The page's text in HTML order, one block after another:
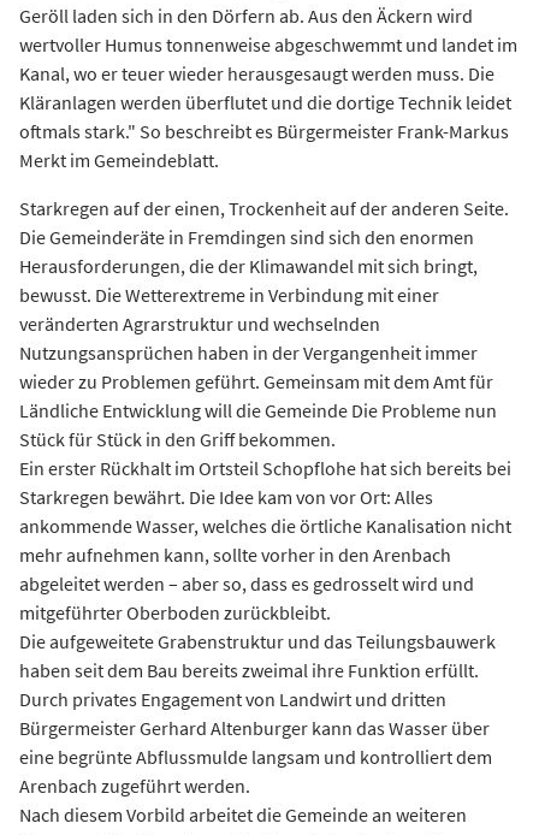
Geröll laden sich in den Dörfern ab. Aus den Äckern wird
wertvoller Humus tonnenweise abgeschwemmt und landet im
Kanal, wo er teuer wieder herausgesaugt werden muss. Die
Kläranlagen werden überflutet und die dortige Technik leidet
oftmals stark." So beschreibt es Bürgermeister Frank-Markus
Merkt im Gemeindeblatt.
Starkregen auf der einen, Trockenheit auf der anderen Seite.
Die Gemeinderäte in Fremdingen sind sich den enormen
Herausforderungen, die der Klimawandel mit sich bringt,
bewusst. Die Wetterextreme in Verbindung mit einer
veränderten Agrarstruktur und wechselnden
Nutzungsansprüchen haben in der Vergangenheit immer
wieder zu Problemen geführt. Gemeinsam mit dem Amt für
Ländliche Entwicklung will die Gemeinde Die Probleme nun
Stück für Stück in den Griff bekommen.
Ein erster Rückhalt im Ortsteil Schopflohe hat sich bereits bei
Starkregen bewährt. Die Idee kam von vor Ort: Alles
ankommende Wasser, welches die örtliche Kanalisation nicht
mehr aufnehmen kann, sollte vorher in den Arenbach
abgeleitet werden – aber so, dass es gedrosselt wird und
mitgeführter Oberboden zurückbleibt.
Die aufgeweitete Grabenstruktur und das Teilungsbauwerk
haben seit dem Bau bereits zweimal ihre Funktion erfüllt.
Durch privates Engagement von Landwirt und dritten
Bürgermeister Gerhard Altenburger kann das Wasser über
eine begrünte Abflussmulde langsam und kontrolliert dem
Arenbach zugeführt werden.
Nach diesem Vorbild arbeitet die Gemeinde an weiteren